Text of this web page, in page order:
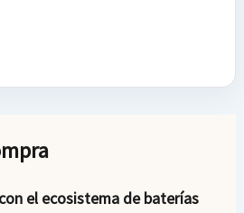
el ecosistema de baterías